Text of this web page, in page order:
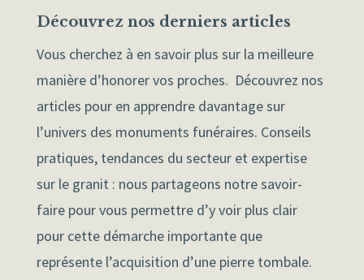
Découvrez nos derniers articles
Vous cherchez à en savoir plus sur la meilleure
manière d’honorer vos proches. Découvrez nos
articles pour en apprendre davantage sur
l’univers des monuments funéraires. Conseils
pratiques, tendances du secteur et expertise
sur le granit : nous partageons notre savoir-
faire pour vous permettre d’y voir plus clair
pour cette démarche importante que
représente l’acquisition d’une pierre tombale.